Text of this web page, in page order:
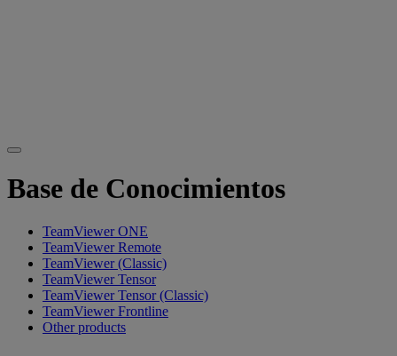
Base de Conocimientos
TeamViewer ONE
TeamViewer Remote
TeamViewer (Classic)
TeamViewer Tensor
TeamViewer Tensor (Classic)
TeamViewer Frontline
Other products